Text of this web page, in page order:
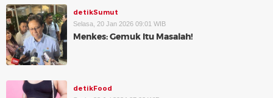
detikSumut
Selasa, 20 Jan 2026 09:01 WIB
Menkes: Gemuk Itu Masalah!
detikFood